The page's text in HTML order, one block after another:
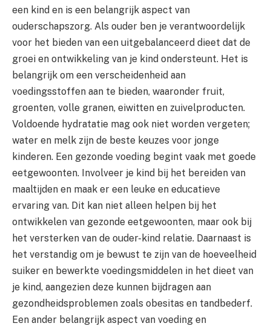
een kind en is een belangrijk aspect van
ouderschapszorg. Als ouder ben je verantwoordelijk
voor het bieden van een uitgebalanceerd dieet dat de
groei en ontwikkeling van je kind ondersteunt. Het is
belangrijk om een verscheidenheid aan
voedingsstoffen aan te bieden, waaronder fruit,
groenten, volle granen, eiwitten en zuivelproducten.
Voldoende hydratatie mag ook niet worden vergeten;
water en melk zijn de beste keuzes voor jonge
kinderen. Een gezonde voeding begint vaak met goede
eetgewoonten. Involveer je kind bij het bereiden van
maaltijden en maak er een leuke en educatieve
ervaring van. Dit kan niet alleen helpen bij het
ontwikkelen van gezonde eetgewoonten, maar ook bij
het versterken van de ouder-kind relatie. Daarnaast is
het verstandig om je bewust te zijn van de hoeveelheid
suiker en bewerkte voedingsmiddelen in het dieet van
je kind, aangezien deze kunnen bijdragen aan
gezondheidsproblemen zoals obesitas en tandbederf.
Een ander belangrijk aspect van voeding en